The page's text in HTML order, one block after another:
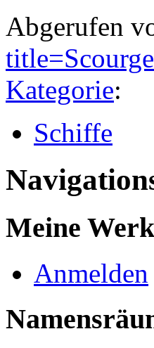
Abgerufen
Kategorie:
Schiffe
Meine
Anmelden